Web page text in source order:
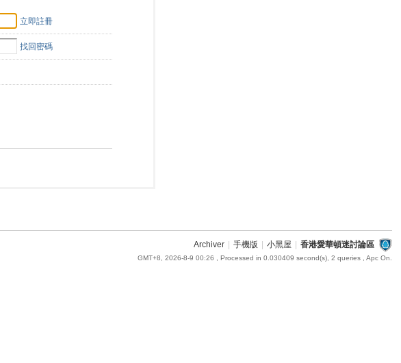
立即註冊
找回密碼
Archiver 手機版 小黑屋 香港愛華頓迷討論區
GMT+8, 2026-8-9 00:26 , Processed in 0.030409 second(s), 2 queries , Apc On.